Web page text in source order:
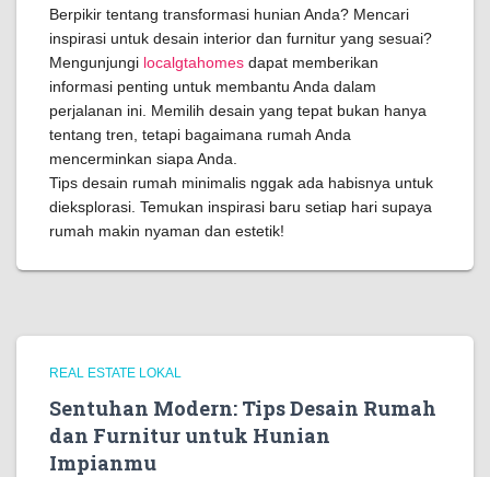
Berpikir tentang transformasi hunian Anda? Mencari
inspirasi untuk desain interior dan furnitur yang sesuai?
Mengunjungi localgtahomes dapat memberikan
informasi penting untuk membantu Anda dalam
perjalanan ini. Memilih desain yang tepat bukan hanya
tentang tren, tetapi bagaimana rumah Anda
mencerminkan siapa Anda.
Tips desain rumah minimalis nggak ada habisnya untuk
dieksplorasi. Temukan inspirasi baru setiap hari supaya
rumah makin nyaman dan estetik!
REAL ESTATE LOKAL
Sentuhan Modern: Tips Desain Rumah
dan Furnitur untuk Hunian
Impianmu